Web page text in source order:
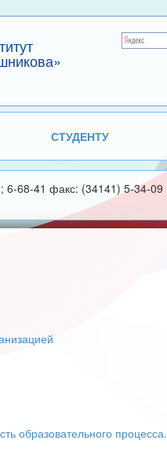
СТУДЕНТУ
6-68-41 факс: (34141) 5-34-09
образовательного процесса.